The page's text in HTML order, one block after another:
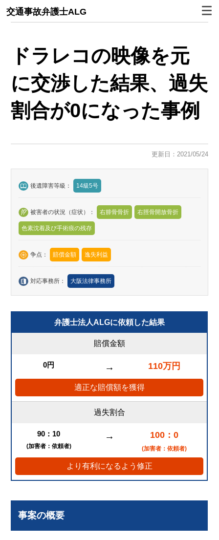
交通事故弁護士ALG
ドラレコの映像を元
に交渉した結果、過失
割合が0になった事例
更新日：2021/05/24
後遺障害等級： 14級5号
被害者の状況（症状）： 右腓骨骨折 右脛骨開放骨折
色素沈着及び手術痕の残存
争点： 賠償金額 逸失利益
対応事務所： 大阪法律事務所
弁護士法人ALGに依頼した結果
賠償金額
0円 → 110万円
適正な賠償額を獲得
過失割合
90：10
(加害者：依頼者)
→ 100：0
(加害者：依頼者)
より有利になるよう修正
事案の概要